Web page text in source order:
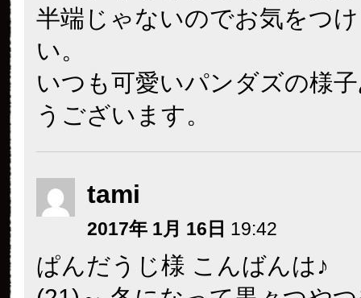
半端じゃないのでお気をつ
い。
いつも可愛いパンダズの様
うございます。
tami
2017年 1月 16日 19:42
ぱんだうじ様 こんばんは♪